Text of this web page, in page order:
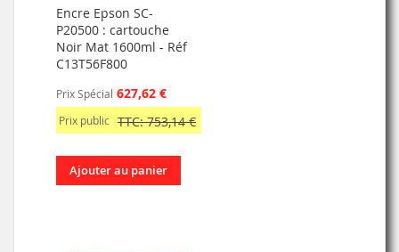
Encre Epson SC-
P20500 : cartouche
Noir Mat 1600ml - Réf
C13T56F800
Prix Spécial 627,62 €
Prix public TTC: 753,14 €
Ajouter au panier